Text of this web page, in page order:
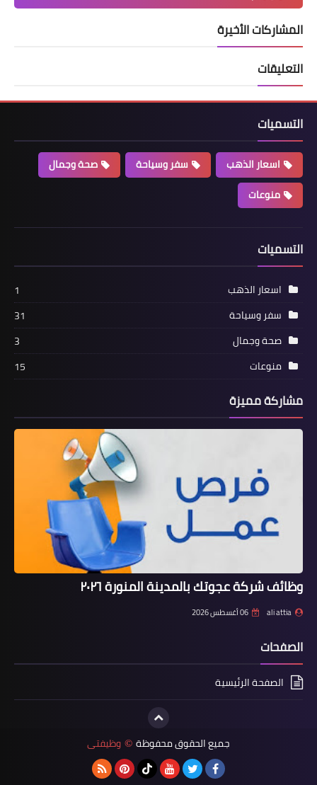
المشاركات الأخيرة
التعليقات
التسميات
اسعار الذهب سفر وسياحة
صحة وجمال
منوعات
التسميات
اسعار الذهب
1
سفر وسياحة
31
صحة وجمال
3
منوعات
15
مشاركة مميزة
وظائف شركة عجوتك بالمدينة المنورة ٢٠٢٦
ali attia 06 أغسطس 2026
الصفحات
الصفحة الرئيسية
جميع الحقوق محفوظة © وظيفتى